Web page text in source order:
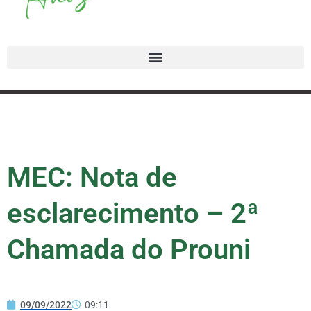
MEC: Nota de
esclarecimento – 2ª
Chamada do Prouni
09/09/2022 09:11